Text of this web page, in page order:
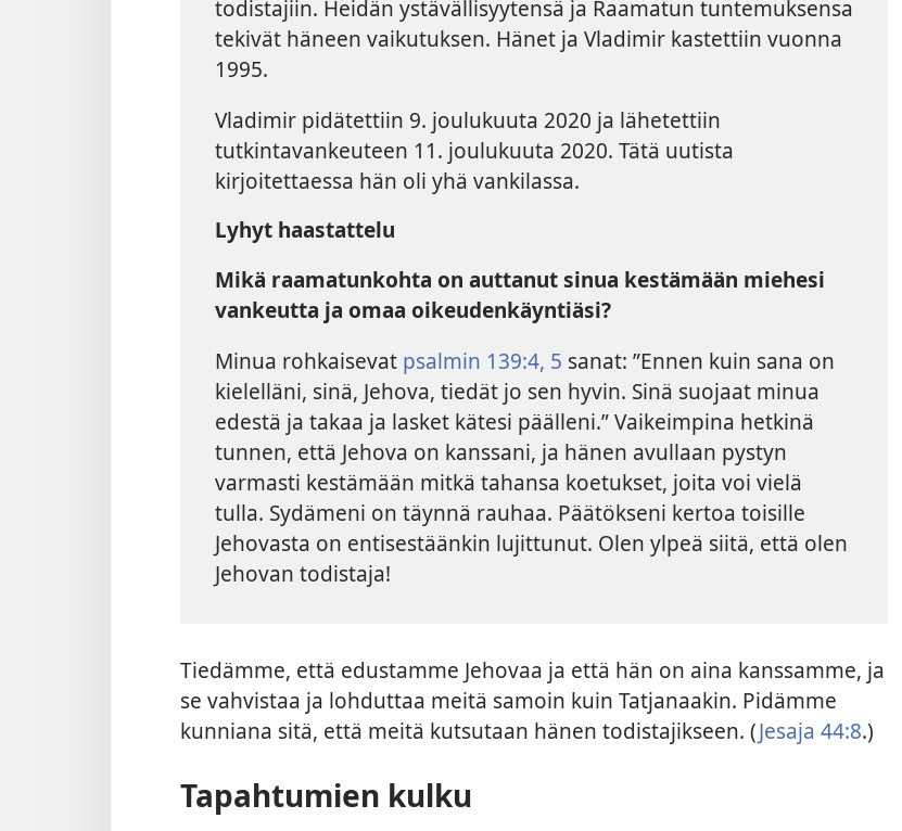
todistajiin. Heidän ystävällisyytensä ja Raamatun tuntemuksensa
tekivät häneen vaikutuksen. Hänet ja Vladimir kastettiin vuonna
1995.
Vladimir pidätettiin 9. joulukuuta 2020 ja lähetettiin
tutkintavankeuteen 11. joulukuuta 2020. Tätä uutista
kirjoitettaessa hän oli yhä vankilassa.
Lyhyt haastattelu
Mikä raamatunkohta on auttanut sinua kestämään miehesi
vankeutta ja omaa oikeudenkäyntiäsi?
Minua rohkaisevat psalmin 139:4, 5 sanat: ”Ennen kuin sana on
kielelläni, sinä, Jehova, tiedät jo sen hyvin. Sinä suojaat minua
edestä ja takaa ja lasket kätesi päälleni.” Vaikeimpina hetkinä
tunnen, että Jehova on kanssani, ja hänen avullaan pystyn
varmasti kestämään mitkä tahansa koetukset, joita voi vielä
tulla. Sydämeni on täynnä rauhaa. Päätökseni kertoa toisille
Jehovasta on entisestäänkin lujittunut. Olen ylpeä siitä, että olen
Jehovan todistaja!
Tiedämme, että edustamme Jehovaa ja että hän on aina kanssamme, ja
se vahvistaa ja lohduttaa meitä samoin kuin Tatjanaakin. Pidämme
kunniana sitä, että meitä kutsutaan hänen todistajikseen. (Jesaja 44:8.)
Tapahtumien kulku